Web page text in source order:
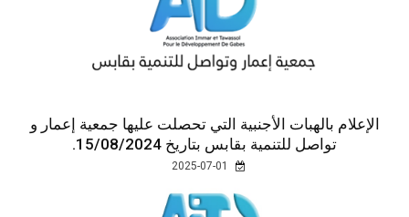
الإعلام بالهبات الأجنبية التي تحصلت عليها جمعية إعمار و
تواصل للتنمية بقابس بتاريخ 15/08/2024.